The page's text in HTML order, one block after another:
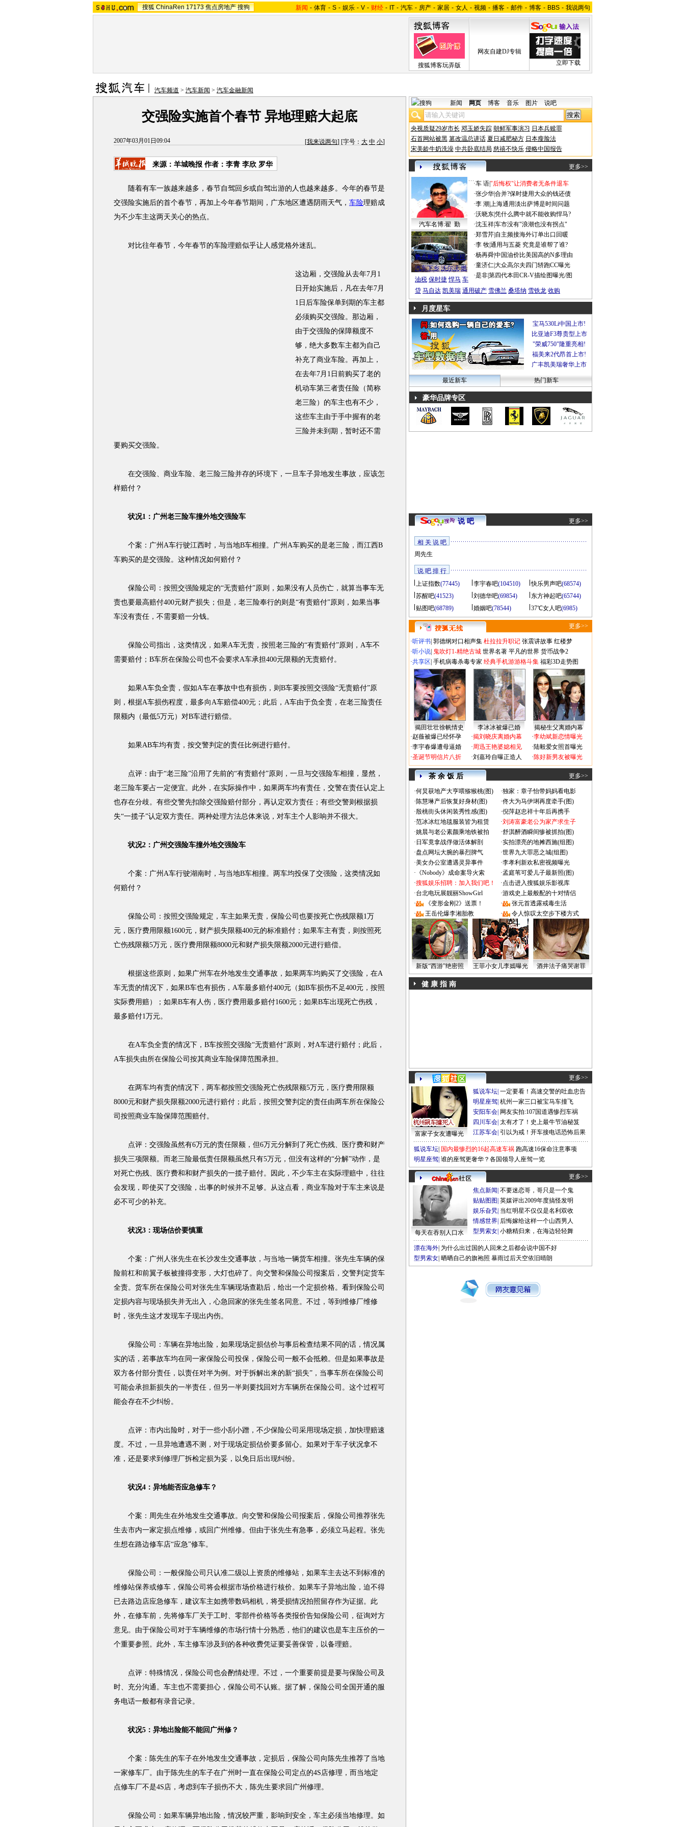
搜狐 ChinaRen 17173 焦点房地产 搜狗 新闻 - 体育 - S - 娱乐 - V - 财经 - IT - 汽车 - 房产 - 家居 - 女人 - 视频 - 播客 - 邮件 - 博客 - BBS - 我说两句
搜狐博客玩弄版
网友自建DJ专辑
立即下载
汽车频道 > 汽车新闻 > 汽车金融新闻
交强险实施首个春节 异地理赔大起底
2007年03月01日09:04 [我来说两句] [字号： 大 中 小]
来源：羊城晚报 作者：李青 李欣 罗华
随着有车一族越来越多，春节自驾回乡或自驾出游的人也越来越多。今年的春节是
交强险实施后的首个春节，再加上今年春节期间，广东地区遭遇阴雨天气， 车险理赔成
为不少车主这两天关心的热点。
对比往年春节，今年春节的车险理赔似乎让人感觉格外迷乱。
这边厢，交强险从去年7月1
日开始实施后，凡在去年7月
1日后车险保单到期的车主都
必须购买交强险。那边厢，
由于交强险的保障额度不
够，绝大多数车主都为自己
补充了商业车险。再加上，
在去年7月1日前购买了老的
机动车第三者责任险（简称
老三险）的车主也有不少，
这些车主由于手中握有的老
三险并未到期，暂时还不需
要购买交强险。
在交强险、商业车险、老三险三险并存的环境下，一旦车子异地发生事故，应该怎
样赔付？
状况1：广州老三险车撞外地交强险车
个案：广州A车行驶江西时，与当地B车相撞。广州A车购买的是老三险，而江西B
车购买的是交强险。这种情况如何赔付？
保险公司：按照交强险规定的“无责赔付”原则，如果没有人员伤亡，就算当事车无
责也要最高赔付400元财产损失；但是，老三险奉行的则是“有责赔付”原则，如果当事
车没有责任，不需要赔一分钱。
保险公司指出，这类情况，如果A车无责，按照老三险的“有责赔付”原则，A车不
需要赔付；B车所在保险公司也不会要求A车承担400元限额的无责赔付。
如果A车负全责，假如A车在事故中也有损伤，则B车要按照交强险“无责赔付”原
则，根据A车损伤程度，最多向A车赔偿400元；此后，A车由于负全责，在老三险责任
限额内（最低5万元）对B车进行赔偿。
如果AB车均有责，按交警判定的责任比例进行赔付。
点评：由于“老三险”沿用了先前的“有责赔付”原则，一旦与交强险车相撞，显然，
老三险车要占一定便宜。此外，在实际操作中，如果两车均有责任，交警在责任认定上
也存在分歧。有些交警先扣除交强险赔付部分，再认定双方责任；有些交警则根据损
失“一揽子”认定双方责任。两种处理方法总体来说，对车主个人影响并不很大。
状况2：广州交强险车撞外地交强险车
个案：广州A车行驶湖南时，与当地B车相撞。两车均投保了交强险，这类情况如
何赔付？
保险公司：按照交强险规定，车主如果无责，保险公司也要按死亡伤残限额1万
元，医疗费用限额1600元，财产损失限额400元的标准赔付；如果车主有责，则按照死
亡伤残限额5万元，医疗费用限额8000元和财产损失限额2000元进行赔偿。
根据这些原则，如果广州车在外地发生交通事故，如果两车均购买了交强险，在A
车无责的情况下，如果B车也有损伤，A车最多赔付400元（如B车损伤不足400元，按照
实际费用赔）；如果B车有人伤，医疗费用最多赔付1600元；如果B车出现死亡伤残，
最多赔付1万元。
在A车负全责的情况下，B车按照交强险“无责赔付”原则，对A车进行赔付；此后，
A车损失由所在保险公司按其商业车险保障范围承担。
在两车均有责的情况下，两车都按照交强险死亡伤残限额5万元，医疗费用限额
8000元和财产损失限额2000元进行赔付；此后，按照交警判定的责任由两车所在保险公
司按照商业车险保障范围赔付。
点评：交强险虽然有6万元的责任限额，但6万元分解到了死亡伤残、医疗费和财产
损失三项限额。而老三险最低责任限额虽然只有5万元，但没有这样的“分解”动作，是
对死亡伤残、医疗费和和财产损失的一揽子赔付。因此，不少车主在实际理赔中，往往
会发现，即使买了交强险，出事的时候并不足够。从这点看，商业车险对于车主来说是
必不可少的补充。
状况3：现场估价要慎重
个案：广州人张先生在长沙发生交通事故，与当地一辆货车相撞。张先生车辆的保
险前杠和前翼子板被撞得变形，大灯也碎了。向交警和保险公司报案后，交警判定货车
全责。货车所在保险公司对张先生车辆现场查勘后，给出一个定损价格。看到保险公司
定损内容与现场损失并无出入，心急回家的张先生签名同意。不过，等到维修厂维修
时，张先生这才发现车子现出内伤。
保险公司：车辆在异地出险，如果现场定损估价与事后检查结果不同的话，情况属
实的话，若事故车均在同一家保险公司投保，保险公司一般不会抵赖。但是如果事故是
双方各付部分责任，以责任对半为例。对于拆解出来的新“损失”，当事车所在保险公司
可能会承担新损失的一半责任，但另一半则要找回对方车辆所在保险公司。这个过程可
能会存在不少纠纷。
点评：市内出险时，对于一些小刮小蹭，不少保险公司采用现场定损，加快理赔速
度。不过，一旦异地遭遇不测，对于现场定损估价要多留心。如果对于车子状况拿不
准，还是要求到修理厂拆检定损为妥，以免日后出现纠纷。
状况4：异地能否应急修车？
个案：周先生在外地发生交通事故。向交警和保险公司报案后，保险公司推荐张先
生去市内一家定损点维修，或回广州维修。但由于张先生有急事，必须立马起程。张先
生想在路边修车店“应急”修车。
保险公司：一般保险公司只认准二级以上资质的维修站，如果车主去达不到标准的
维修站保养或修车，保险公司将会根据市场价格进行核价。如果车子异地出险，迫不得
已去路边店应急修车，建议车主如携带数码相机，将受损情况拍照留存作为证据。此
外，在修车前，先将修车厂关于工时、零部件价格等各类报价告知保险公司，征询对方
意见。由于保险公司对于车辆维修的市场行情十分熟悉，他们的建议也是车主压价的一
个重要参照。此外，车主修车涉及到的各种收费凭证要妥善保管，以备理赔。
点评：特殊情况，保险公司也会酌情处理。不过，一个重要前提是要与保险公司及
时、充分沟通。车主也不需要担心，保险公司不认账。据了解，保险公司全国开通的服
务电话一般都有录音记录。
状况5：异地出险能不能回广州修？
个案：陈先生的车子在外地发生交通事故，定损后，保险公司向陈先生推荐了当地
一家修车厂。由于陈先生的车子在广州时一直在保险公司定点的4S店修理，而当地定
点修车厂不是4S店，考虑到车子损伤不大，陈先生要求回广州修理。
保险公司：如果车辆异地出险，情况较严重，影响到安全，车主必须当地修理。如
新闻 网页 博客 音乐 图片 说吧
央视质疑29岁市长 邓玉娇失踪 朝鲜军事演习 日本兵赎罪
石首网站被黑 篡改温总讲话 夏日减肥秘方 日本瘦脸法
宋美龄牛奶洗澡 中共卧底结局 慈禧不快乐 侵略中国报告
更多>>
汽车名博:翟 勤
帕萨特b6coupe谍照
·车 语|"后悔权"让消费者无条件退车
·张少华|合并?保时捷用大众的钱还债
·李 潮 上海通用淡出萨博是时间问题
·沃晓东|凭什么腾中就不能收购悍马?
·沈玉祥|车市没有"浪潮也没有拐点"
·郑雪芹| 自主频接海外订单出口回暖
·李 牧|通用与五菱 究竟是谁帮了谁?
·杨再舜|中国油价比美国高的N多理由
·童济仁|大众高尔夫四门轿跑CC曝光
·是非|第四代本田CR-V描绘图曝光/图
热点标签： 车船税
汽车下乡 沃尔沃 燃
油税 保时捷 悍马 车
贷 马自达 凯美瑞 通用破产 雪佛兰 桑塔纳 雪铁龙 收购
月度星车
宝马530Li中国上市!
比亚迪F3尊贵型上市
"荣威750"隆重亮相!
福美来2代昂首上市!
广丰凯美瑞奢华上市
最近新车 热门新车
豪华品牌专区
说 吧 更多>>
相 关 说 吧
周先生
说 吧 排 行
上证指数(77445) 李宇春吧(104510) 快乐男声吧(68574)
苏醒吧(41523) 刘德华吧(69854) 东方神起吧(65744)
贴图吧(68789) 婚姻吧(78544) 37℃女人吧(6985)
更多>>
·听评书 郭德纲对口相声集 杜拉拉升职记 张震讲故事 红楼梦
·听小说 鬼吹灯1-精绝古城 世界名著 平凡的世界 货币战争2
·共享区 手机病毒杀毒专家 经典手机游游格斗集 福彩3D走势图
揭田壮壮徐帆情史 李冰冰被爆已婚
揭秘生父离婚内幕
·赵薇被爆已经怀孕
·李宇春爆遭母逼婚
·圣诞节明信片八折
·揭刘晓庆离婚内幕
·周迅王艳婆媳相见
·刘嘉玲自曝正造人
·李幼斌新恋情曝光
·陆毅爱女照首曝光
·陈好新男友被曝光
茶 余 饭 后 更多>>
·何炅获地产大亨喂猕猴桃(图) ·独家：章子怡带妈妈看电影
·陈慧琳产后恢复好身材(图) ·佟大为马伊琍再度牵手(图)
·殷桃街头休闲装秀性感(图) ·倪萍赵忠祥十年后再携手
·范冰冰红地毯服装皆为租赁 ·刘涛富豪老公为家产求生子
·姚晨与老公素颜乘地铁被拍 ·舒淇醉酒瞬间惨被抓拍(图)
· 日军竟拿战俘做活体解剖 ·实拍漂亮的地摊西施(组图)
·盘点网坛大腕的暴烈脾气 ·世界九大罪恶之城(组图)
·美女办公室遭遇灵异事件 ·李孝利新欢私密视频曝光
· 《Nobody》成命案导火索 ·孟庭苇可爱儿子最新照(图)
·搜狐娱乐招聘：加入我们吧！ ·点击进入搜狐娱乐影视库
·台北电玩展靓丽ShowGirl ·游戏史上最般配的十对情侣
·
《变形金刚2》送票！ ·
张元首透露戒毒生活
·
王岳伦爆李湘胎教 · 令人惊叹太空步下楼方式
新版“西游”绝密照 王菲小女儿李嫣曝光 酒井法子痛哭谢罪
健 康 指 南
更多>>
富家子女友遭曝光
狐说车坛 一定要看！高速交警的吐血忠告
明星座驾 杭州一家三口被宝马车撞飞
安阳车会 网友实拍:107国道遇惨烈车祸
四川车会 太有才了！史上最牛节油秘笈
江苏车会 引以为戒！开车接电话恐怖后果
狐说车坛 国内最惨烈的16起高速车祸 跑高速16保命注意事项
明星座驾 谁的座驾更奢华？各国领导人座驾一览
更多>>
每天在吞别人口水
焦点新闻 不要迷恋哥，哥只是一个鬼
贴贴图图 英媒评出2009年度搞怪发明
娱乐旮旯 当红明星不仅仅是名利双收
情感世界 后悔嫁给这样一个山西男人
型男索女 小糖精归来，在海边轻轻舞
漂在海外 为什么出过国的人回来之后都会说中国不好
型男索女 晒晒自己的旗袍照 暴雨过后天空依旧晴朗